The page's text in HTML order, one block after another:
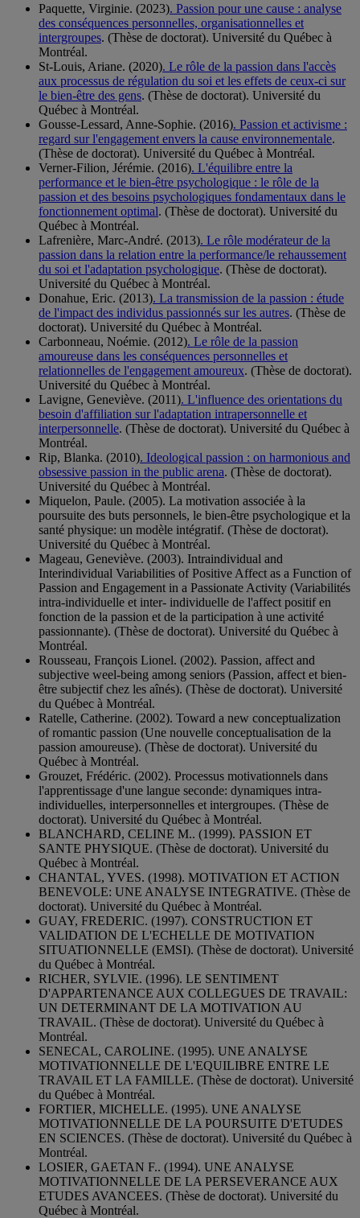
Paquette, Virginie. (2023). Passion pour une cause : analyse
des conséquences personnelles, organisationnelles et
intergroupes. (Thèse de doctorat). Université du Québec à
Montréal.
St-Louis, Ariane. (2020). Le rôle de la passion dans l'accès
aux processus de régulation du soi et les effets de ceux-ci sur
le bien-être des gens. (Thèse de doctorat). Université du
Québec à Montréal.
Gousse-Lessard, Anne-Sophie. (2016). Passion et activisme :
regard sur l'engagement envers la cause environnementale.
(Thèse de doctorat). Université du Québec à Montréal.
Verner-Filion, Jérémie. (2016). L'équilibre entre la
performance et le bien-être psychologique : le rôle de la
passion et des besoins psychologiques fondamentaux dans le
fonctionnement optimal. (Thèse de doctorat). Université du
Québec à Montréal.
Lafrenière, Marc-André. (2013). Le rôle modérateur de la
passion dans la relation entre la performance/le rehaussement
du soi et l'adaptation psychologique. (Thèse de doctorat).
Université du Québec à Montréal.
Donahue, Eric. (2013). La transmission de la passion : étude
de l'impact des individus passionnés sur les autres. (Thèse de
doctorat). Université du Québec à Montréal.
Carbonneau, Noémie. (2012). Le rôle de la passion
amoureuse dans les conséquences personnelles et
relationnelles de l'engagement amoureux. (Thèse de doctorat).
Université du Québec à Montréal.
Lavigne, Geneviève. (2011). L'influence des orientations du
besoin d'affiliation sur l'adaptation intrapersonnelle et
interpersonnelle. (Thèse de doctorat). Université du Québec à
Montréal.
Rip, Blanka. (2010). Ideological passion : on harmonious and
obsessive passion in the public arena. (Thèse de doctorat).
Université du Québec à Montréal.
Miquelon, Paule. (2005). La motivation associée à la
poursuite des buts personnels, le bien-être psychologique et la
santé physique: un modèle intégratif. (Thèse de doctorat).
Université du Québec à Montréal.
Mageau, Geneviève. (2003). Intraindividual and
Interindividual Variabilities of Positive Affect as a Function of
Passion and Engagement in a Passionate Activity (Variabilités
intra-individuelle et inter- individuelle de l'affect positif en
fonction de la passion et de la participation à une activité
passionnante). (Thèse de doctorat). Université du Québec à
Montréal.
Rousseau, François Lionel. (2002). Passion, affect and
subjective weel-being among seniors (Passion, affect et bien-
être subjectif chez les aînés). (Thèse de doctorat). Université
du Québec à Montréal.
Ratelle, Catherine. (2002). Toward a new conceptualization
of romantic passion (Une nouvelle conceptualisation de la
passion amoureuse). (Thèse de doctorat). Université du
Québec à Montréal.
Grouzet, Frédéric. (2002). Processus motivationnels dans
l'apprentissage d'une langue seconde: dynamiques intra-
individuelles, interpersonnelles et intergroupes. (Thèse de
doctorat). Université du Québec à Montréal.
BLANCHARD, CELINE M.. (1999). PASSION ET
SANTE PHYSIQUE. (Thèse de doctorat). Université du
Québec à Montréal.
CHANTAL, YVES. (1998). MOTIVATION ET ACTION
BENEVOLE: UNE ANALYSE INTEGRATIVE. (Thèse de
doctorat). Université du Québec à Montréal.
GUAY, FREDERIC. (1997). CONSTRUCTION ET
VALIDATION DE L'ECHELLE DE MOTIVATION
SITUATIONNELLE (EMSI). (Thèse de doctorat). Université
du Québec à Montréal.
RICHER, SYLVIE. (1996). LE SENTIMENT
D'APPARTENANCE AUX COLLEGUES DE TRAVAIL:
UN DETERMINANT DE LA MOTIVATION AU
TRAVAIL. (Thèse de doctorat). Université du Québec à
Montréal.
SENECAL, CAROLINE. (1995). UNE ANALYSE
MOTIVATIONNELLE DE L'EQUILIBRE ENTRE LE
TRAVAIL ET LA FAMILLE. (Thèse de doctorat). Université
du Québec à Montréal.
FORTIER, MICHELLE. (1995). UNE ANALYSE
MOTIVATIONNELLE DE LA POURSUITE D'ETUDES
EN SCIENCES. (Thèse de doctorat). Université du Québec à
Montréal.
LOSIER, GAETAN F.. (1994). UNE ANALYSE
MOTIVATIONNELLE DE LA PERSEVERANCE AUX
ETUDES AVANCEES. (Thèse de doctorat). Université du
Québec à Montréal.